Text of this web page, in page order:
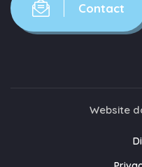
Contact
Website